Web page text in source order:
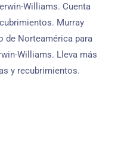
Williams. Cuenta
Murray
de Norteamérica para
Williams. Lleva más
y recubrimientos.